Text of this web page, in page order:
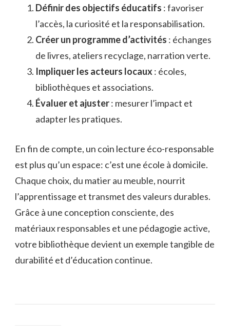
Définir des objectifs éducatifs : favoriser
l’accès, la curiosité et la responsabilisation.
Créer un programme d’activités : échanges
de livres, ateliers recyclage, narration verte.
Impliquer les acteurs locaux : écoles,
bibliothèques et associations.
Évaluer et ajuster: mesurer l’impact et
adapter les pratiques.
En fin de compte, un coin lecture éco-responsable
est plus qu’un espace: c’est une école à domicile.
Chaque choix, du matier au meuble, nourrit
l’apprentissage et transmet des valeurs durables.
Grâce à une conception consciente, des
matériaux responsables et une pédagogie active,
votre bibliothèque devient un exemple tangible de
durabilité et d’éducation continue.